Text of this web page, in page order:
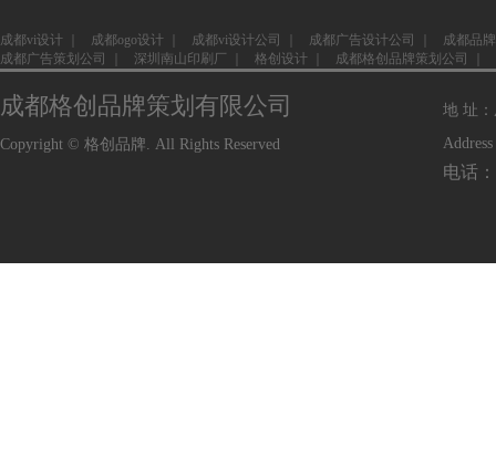
成都vi设计 成都ogo设计 成都vi设计公司 成都广告设计公司
成都品
成都广告策划公司
深圳南山印刷厂 格创设计 成都格创品牌策划公司
成都格创品牌策划有限公司
Copyright © 格创品牌. All Rights Reserved
地 址
电话